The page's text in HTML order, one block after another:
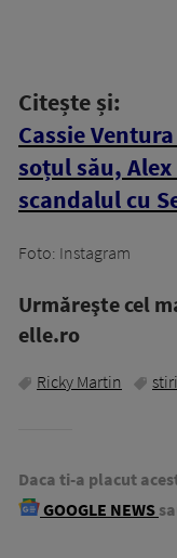
Citește și:
Cassie
soțul său,
scandalul cu
Foto: Instagram
Urmăreşte cel
elle.ro
Ricky Martin
Daca ti-a placut
GOOGLE NEWS